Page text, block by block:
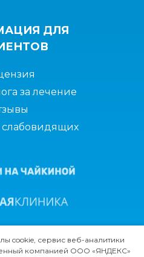
ДЛЯ
за лечение
cookie, сервис веб-аналитики
компанией ООО «ЯНДЕКС»